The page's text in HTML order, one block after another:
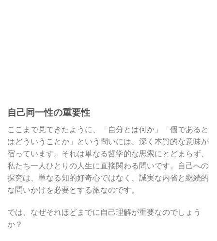
自己同一性の重要性
ここまで見てきたように、「自分とは何か」「個であると
はどういうことか」という問いには、深く本質的な意味が
宿っています。それは単なる哲学的な思索にとどまらず、
私たち一人ひとりの人生に直接関わる問いです。自己への
探究は、単なる知的好奇心ではなく、誠実な内省と継続的
な問いかけを必要とする旅なのです。
では、なぜそれほどまでに自己理解が重要なのでしょう
か？